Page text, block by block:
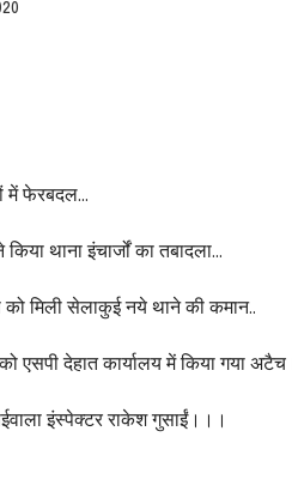
में फेरबदल…
थाना इंचार्जों का तबादला…
मिली सेलाकुई नये थाने की कमान..
एसपी देहात कार्यालय में किया गया
इंस्पेक्टर राकेश गुसाईं।।।